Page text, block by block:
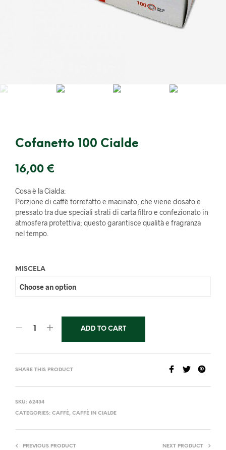
Cofanetto 100 Cialde
16,00 €
Cosa è la Cialda:
Porzione di caffè torrefatto e macinato, che viene dosato e
pressato tra due speciali strati di carta filtro e confezionato in
atmosfera protettiva; questo garantisce qualità e fragranza
nel tempo.
MISCELA
ADD TO CART
SHARE THIS PRODUCT
SKU: 62434
CATEGORIES: CAFFÈ, CAFFÈ IN CIALDE
PREVIOUS PRODUCT NEXT PRODUCT